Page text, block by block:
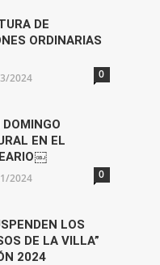
DE
ORDINARIAS
2024 0
DOMINGO
EN EL
2024 0
LOS
DE LA VILLA”
2024